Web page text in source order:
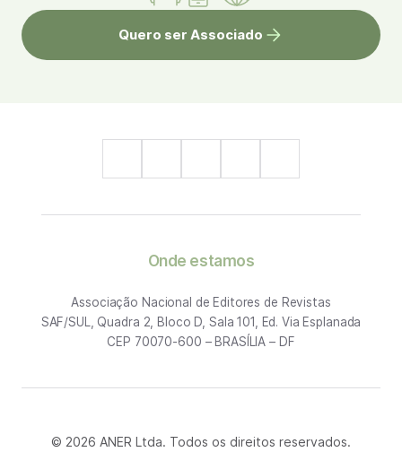
Quero ser Associado
Onde estamos
Associação Nacional de Editores de Revistas
SAF/SUL, Quadra 2, Bloco D, Sala 101, Ed. Via Esplanada
CEP 70070-600 – BRASÍLIA – DF
© 2026 ANER Ltda. Todos os direitos reservados.